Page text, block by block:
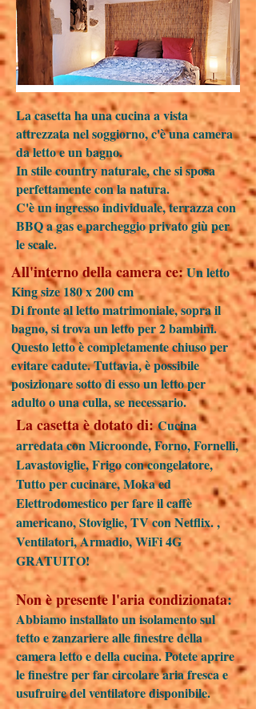
La casetta ha una cucina a vista
attrezzata nel soggiorno, c'è una camera
da letto e un bagno.
In stile country naturale, che si sposa
perfettamente con la natura.
C'è un ingresso individuale, terrazza con
BBQ a gas e parcheggio privato giù per
le scale.
All'interno della camera ce:Un letto
King size 180 x 200 cm
Di fronte al letto matrimoniale, sopra il
bagno, si trova un letto per 2 bambini.
Questo letto è completamente chiuso per
evitare cadute. Tuttavia, è possibile
posizionare sotto di esso un letto per
adulto o una culla, se necessario.
La casetta è dotato di:Cucina
arredata con Microonde, Forno, Fornelli,
Lavastoviglie, Frigo con congelatore,
Tutto per cucinare, Moka ed
Elettrodomestico per fare il caffè
americano, Stoviglie, TV con Netflix. ,
Ventilatori, Armadio, WiFi 4G
GRATUITO!
Non è presente l'aria condizionata:
Abbiamo installato un isolamento sul
tetto e zanzariere alle finestre della
camera letto e della cucina. Potete aprire
le finestre per far circolare aria fresca e
usufruire del ventilatore disponibile.